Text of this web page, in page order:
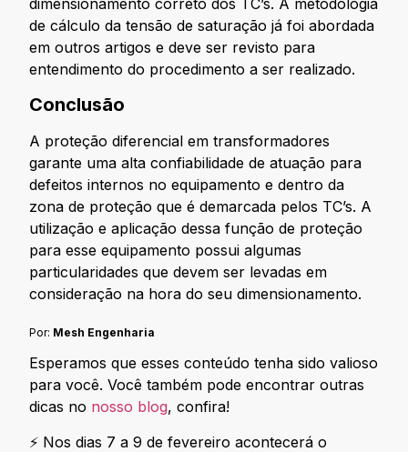
dimensionamento correto dos TC’s. A metodologia
de cálculo da tensão de saturação já foi abordada
em outros artigos e deve ser revisto para
entendimento do procedimento a ser realizado.
Conclusão
A proteção diferencial em transformadores
garante uma alta confiabilidade de atuação para
defeitos internos no equipamento e dentro da
zona de proteção que é demarcada pelos TC’s. A
utilização e aplicação dessa função de proteção
para esse equipamento possui algumas
particularidades que devem ser levadas em
consideração na hora do seu dimensionamento.
Por: Mesh Engenharia
Esperamos que esses conteúdo tenha sido valioso
para você. Você também pode encontrar outras
dicas no nosso blog, confira!
⚡ Nos dias 7 a 9 de fevereiro acontecerá o